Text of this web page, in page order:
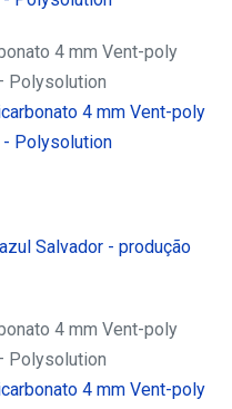
4 mm Vent-poly
Polysolution
4 mm Vent-poly
Polysolution